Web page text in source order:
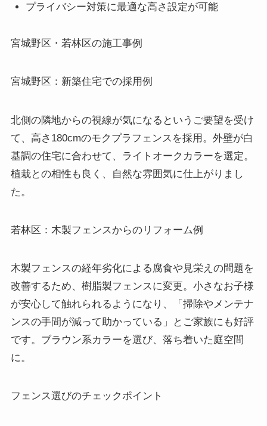
プライバシー対策に最適な高さ設定が可能
宮城野区・若林区の施工事例
宮城野区：新築住宅での採用例
北側の隣地からの視線が気になるというご要望を受け
て、高さ180cmのモクプラフェンスを採用。外壁が白
基調の住宅に合わせて、ライトオークカラーを選定。
植栽との相性も良く、自然な雰囲気に仕上がりまし
た。
若林区：木製フェンスからのリフォーム例
木製フェンスの経年劣化による腐食や見栄えの問題を
改善するため、樹脂製フェンスに変更。小さなお子様
が安心して触れられるようになり、「掃除やメンテナ
ンスの手間が減って助かっている」とご家族にも好評
です。ブラウン系カラーを選び、落ち着いた庭空間
に。
フェンス選びのチェックポイント